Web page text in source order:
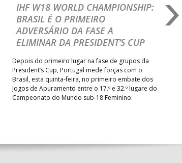
IHF W18 WORLD CHAMPIONSHIP:
BRASIL É O PRIMEIRO
ADVERSÁRIO DA FASE A
ELIMINAR DA PRESIDENT’S CUP
Depois do primeiro lugar na fase de grupos da
President’s Cup, Portugal mede forças com o
Brasil, esta quinta-feira, no primeiro embate dos
Jogos de Apuramento entre o 17.º e 32.º lugare do
Campeonato do Mundo sub-18 Feminino.